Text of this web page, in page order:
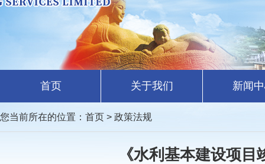
首页 关于我们 新闻
您当前所在的位置： 首页 > 政策法规
《水利基本建设项